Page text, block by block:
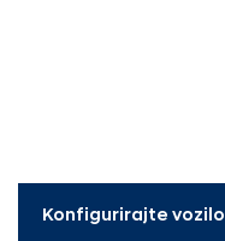
Konfigurirajte vozilo